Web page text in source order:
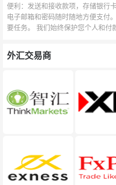
便利：发送和接收款项，存储银行
电子邮箱和密码随时随地方便支付
要任务。 我们始终保护您个人和付
外汇交易商